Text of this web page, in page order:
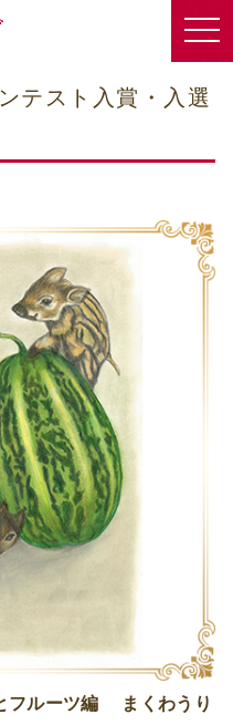
テスト入賞・入選
フルーツ編 まくわうり